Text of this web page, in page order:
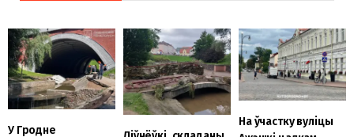
У Гродне
На ўчастку вуліцы